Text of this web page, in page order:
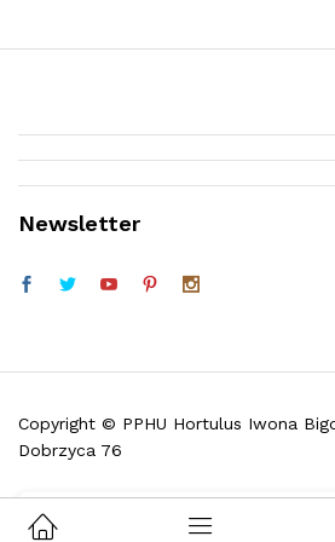
Newsletter
Copyright © PPHU Hortulus Iwona
Dobrzyca 76
Skontaktuj się z nami i zadaj